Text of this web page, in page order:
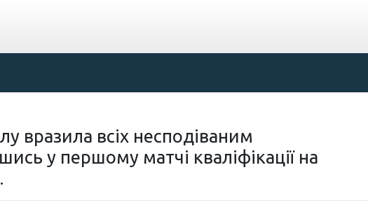
вразила всіх несподіваним
у першому матчі кваліфікації на